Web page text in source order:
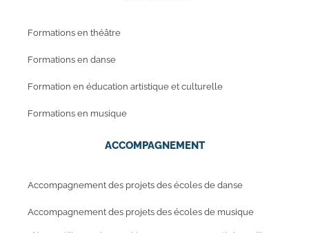
Formations en théâtre
Formations en danse
Formation en éducation artistique et culturelle
Formations en musique
ACCOMPAGNEMENT
Accompagnement des projets des écoles de danse
Accompagnement des projets des écoles de musique